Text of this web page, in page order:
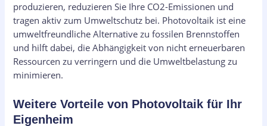
produzieren, reduzieren Sie Ihre CO2-Emissionen und
tragen aktiv zum Umweltschutz bei. Photovoltaik ist eine
umweltfreundliche Alternative zu fossilen Brennstoffen
und hilft dabei, die Abhängigkeit von nicht erneuerbaren
Ressourcen zu verringern und die Umweltbelastung zu
minimieren.
Weitere Vorteile von Photovoltaik für Ihr
Eigenheim